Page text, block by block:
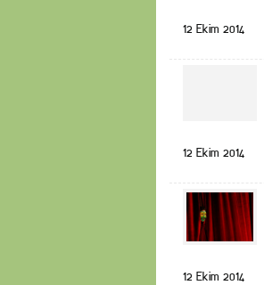
12 Ekim 2014
12 Ekim 2014
12 Ekim 2014